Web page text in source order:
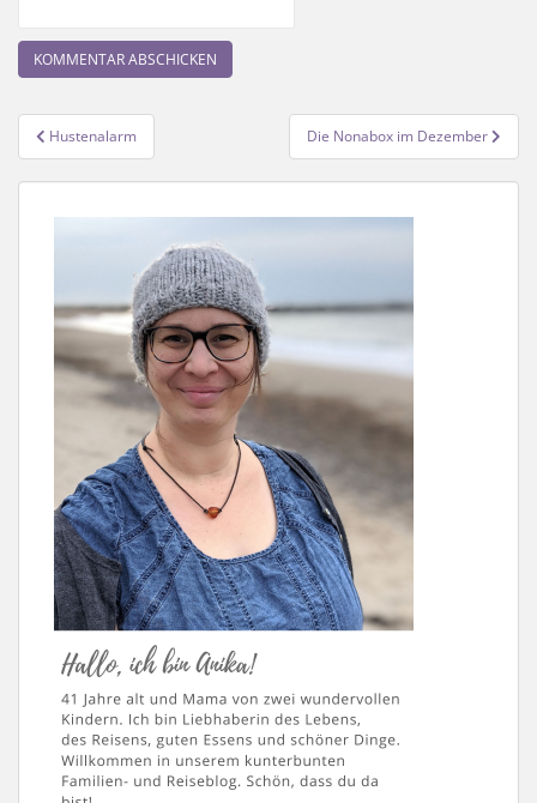
Beitragsnavigation
Hustenalarm Die Nonabox im Dezember